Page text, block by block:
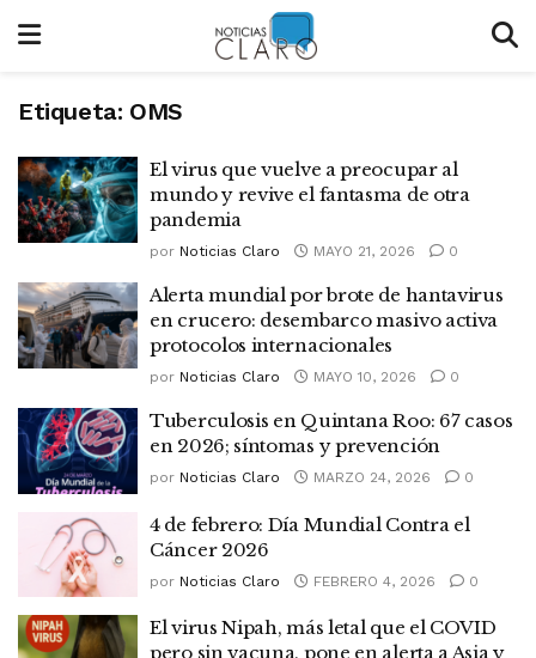
Etiqueta: OMS
El virus que vuelve a preocupar al
mundo y revive el fantasma de otra
pandemia
por Noticias Claro MAYO 21, 2026 0
Alerta mundial por brote de hantavirus
en crucero: desembarco masivo activa
protocolos internacionales
por Noticias Claro MAYO 10, 2026 0
Tuberculosis en Quintana Roo: 67 casos
en 2026; síntomas y prevención
por Noticias Claro MARZO 24, 2026 0
4 de febrero: Día Mundial Contra el
Cáncer 2026
por Noticias Claro FEBRERO 4, 2026 0
El virus Nipah, más letal que el COVID
pero sin vacuna, pone en alerta a Asia y